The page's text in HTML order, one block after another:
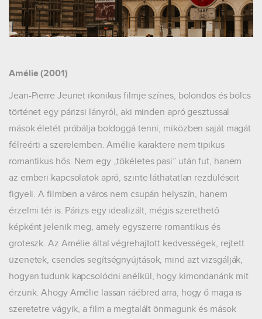
Amélie (2001)
Jean-Pierre Jeunet ikonikus filmje színes, bolondos és bölcs
történet egy párizsi lányról, aki minden apró gesztussal
mások életét próbálja boldoggá tenni, miközben saját magát
félreérti a szerelemben. Amélie karaktere nem tipikus
romantikus hős. Nem egy „tökéletes pasi” után fut, hanem
az emberi kapcsolatok apró, szinte láthatatlan rezdüléseit
figyeli. A filmben a város nem csupán helyszín, hanem
érzelmi tér is. Párizs egy idealizált, mégis szerethető
képként jelenik meg, amely egyszerre romantikus és
groteszk. Az Amélie által végrehajtott kedvességek, rejtett
üzenetek, csendes segítségnyújtások, mind azt vizsgálják,
hogyan tudunk kapcsolódni anélkül, hogy kimondanánk mit
érzünk. Ahogy Amélie lassan ráébred arra, hogy ő maga is
szeretetre vágyik, a film a megtalált önmagunk és mások